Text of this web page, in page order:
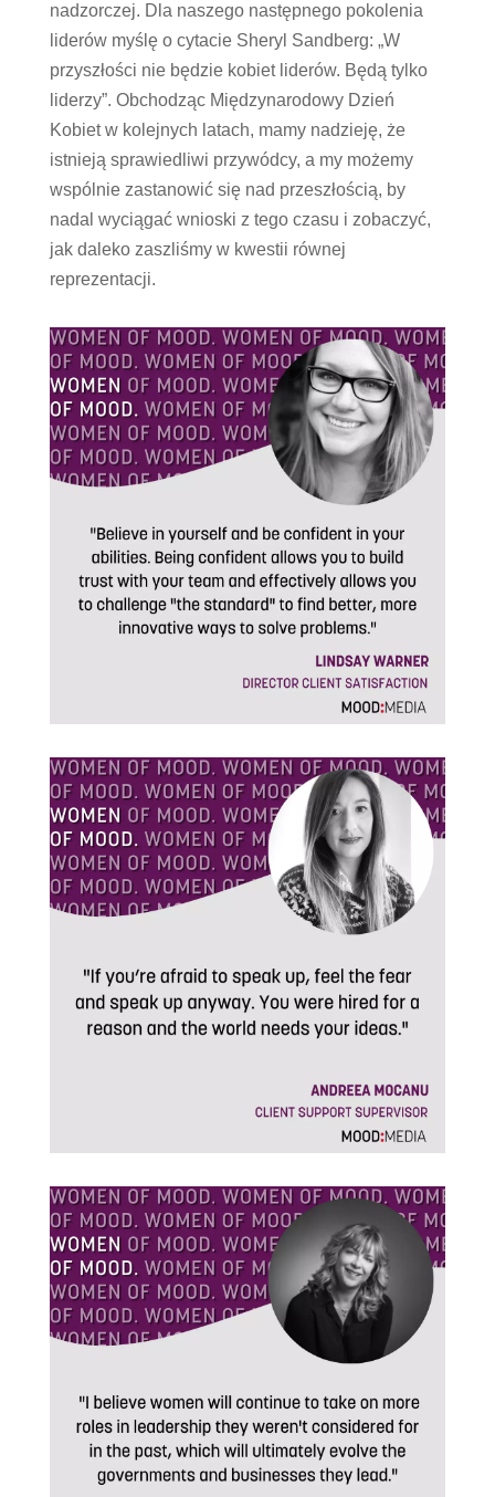
nadzorczej. Dla naszego następnego pokolenia
liderów myślę o cytacie Sheryl Sandberg: „W
przyszłości nie będzie kobiet liderów. Będą tylko
liderzy”. Obchodząc Międzynarodowy Dzień
Kobiet w kolejnych latach, mamy nadzieję, że
istnieją sprawiedliwi przywódcy, a my możemy
wspólnie zastanowić się nad przeszłością, by
nadal wyciągać wnioski z tego czasu i zobaczyć,
jak daleko zaszliśmy w kwestii równej
reprezentacji.